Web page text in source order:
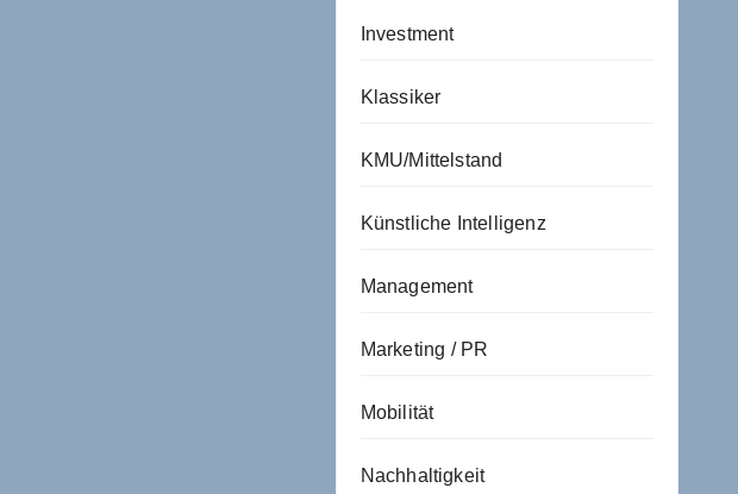
Investment
Klassiker
KMU/Mittelstand
Künstliche Intelligenz
Management
Marketing / PR
Mobilität
Nachhaltigkeit